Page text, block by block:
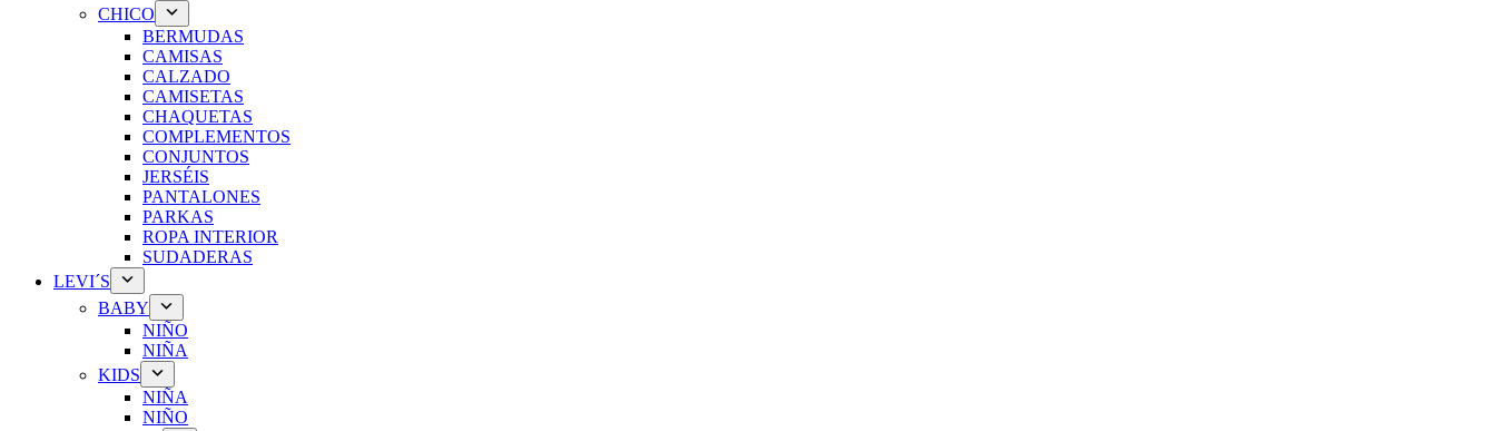
CHICO
BERMUDAS
CAMISAS
CALZADO
CAMISETAS
CHAQUETAS
COMPLEMENTOS
CONJUNTOS
JERSÉIS
PANTALONES
PARKAS
ROPA INTERIOR
SUDADERAS
LEVI´S
BABY
NIÑO
NIÑA
KIDS
NIÑA
NIÑO